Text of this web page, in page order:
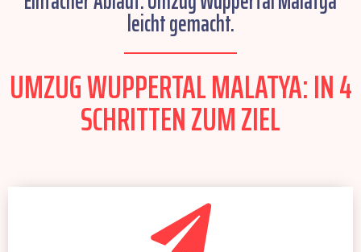
leicht gemacht.
UMZUG WUPPERTAL MALATYA: IN 4
SCHRITTEN ZUM ZIEL